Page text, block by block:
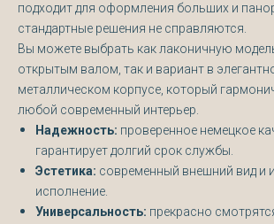
подходит для оформления больших и
стандартные решения не справляются.
Вы можете выбрать как лаконичную
открытым валом, так и вариант в
металлическом корпусе, который
любой современный интерьер.
Надежность: проверенное немецкое
гарантирует долгий срок службы.
Эстетика: современный внешний вид и
исполнение.
Универсальность: прекрасно